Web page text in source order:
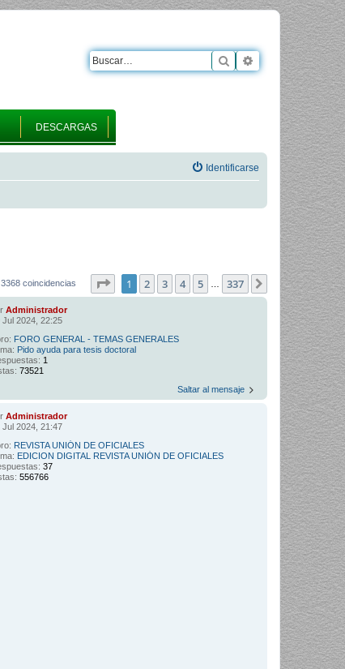
DESCARGAS
Buscar Búsqueda
Identificarse
coincidencias Página1 de 337
1 2 3 4 5 337 Siguiente
Administrador
Jul 2024, 22:25
FORO GENERAL - TEMAS GENERALES
Pido ayuda para tesis doctoral
1
73521
Saltar al mensaje
Administrador
Jul 2024, 21:47
REVISTA UNIÓN DE OFICIALES
EDICION DIGITAL REVISTA UNIÓN DE OFICIALES
37
556766